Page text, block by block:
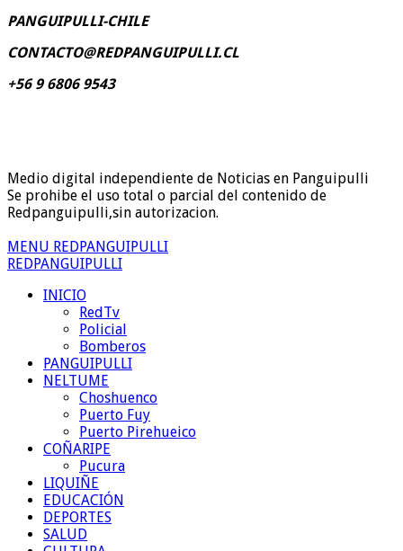
PANGUIPULLI-CHILE
CONTACTO@REDPANGUIPULLI.CL
+56 9 6806 9543
Medio digital independiente de Noticias en Panguipulli
Se prohibe el uso total o parcial del contenido de
Redpanguipulli,sin autorizacion.
MENU REDPANGUIPULLI
REDPANGUIPULLI
INICIO
RedTv
Policial
Bomberos
PANGUIPULLI
NELTUME
Choshuenco
Puerto Fuy
Puerto Pirehueico
COÑARIPE
Pucura
LIQUIÑE
EDUCACIÓN
DEPORTES
SALUD